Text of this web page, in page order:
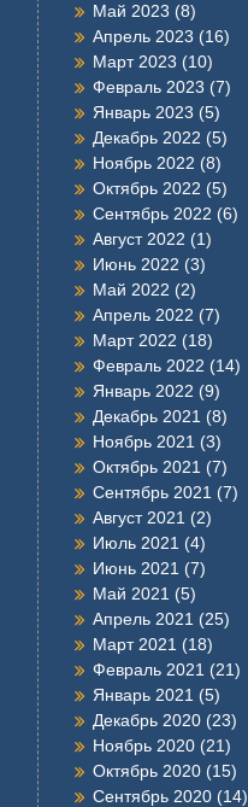
Май 2023 (8)
Апрель 2023 (16)
Март 2023 (10)
Февраль 2023 (7)
Январь 2023 (5)
Декабрь 2022 (5)
Ноябрь 2022 (8)
Октябрь 2022 (5)
Сентябрь 2022 (6)
Август 2022 (1)
Июнь 2022 (3)
Май 2022 (2)
Апрель 2022 (7)
Март 2022 (18)
Февраль 2022 (14)
Январь 2022 (9)
Декабрь 2021 (8)
Ноябрь 2021 (3)
Октябрь 2021 (7)
Сентябрь 2021 (7)
Август 2021 (2)
Июль 2021 (4)
Июнь 2021 (7)
Май 2021 (5)
Апрель 2021 (25)
Март 2021 (18)
Февраль 2021 (21)
Январь 2021 (5)
Декабрь 2020 (23)
Ноябрь 2020 (21)
Октябрь 2020 (15)
Сентябрь 2020 (14)